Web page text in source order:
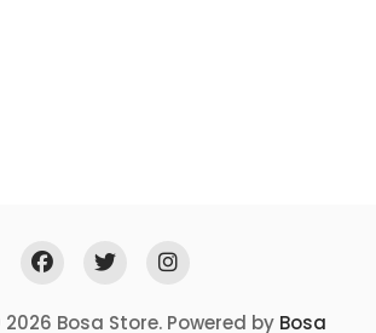
Bosa Store. Powered by Bosa